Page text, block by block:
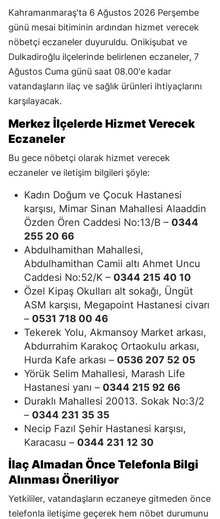
Kahramanmaraş'ta 6 Ağustos 2026 Perşembe
günü mesai bitiminin ardından hizmet verecek
nöbetçi eczaneler duyuruldu. Onikişubat ve
Dulkadiroğlu ilçelerinde belirlenen eczaneler, 7
Ağustos Cuma günü saat 08.00'e kadar
vatandaşların ilaç ve sağlık ürünleri ihtiyaçlarını
karşılayacak.
Merkez İlçelerde Hizmet Verecek
Eczaneler
Bu gece nöbetçi olarak hizmet verecek
eczaneler ve iletişim bilgileri şöyle:
Kadın Doğum ve Çocuk Hastanesi
karşısı, Mimar Sinan Mahallesi Alaaddin
Özden Ören Caddesi No:13/B – 0344
255 20 66
Abdulhamithan Mahallesi,
Abdulhamithan Camii altı Ahmet Uncu
Caddesi No:52/K – 0344 215 40 10
Özel Kipaş Okulları alt sokağı, Üngüt
ASM karşısı, Megapoint Hastanesi civarı
– 0531 718 00 46
Tekerek Yolu, Akmansoy Market arkası,
Abdurrahim Karakoç Ortaokulu arkası,
Hurda Kafe arkası – 0536 207 52 05
Yörük Selim Mahallesi, Marash Life
Hastanesi yanı – 0344 215 92 66
Duraklı Mahallesi 20013. Sokak No:3/2
– 0344 231 35 35
Necip Fazıl Şehir Hastanesi karşısı,
Karacasu – 0344 231 12 30
İlaç Almadan Önce Telefonla Bilgi
Alınması Öneriliyor
Yetkililer, vatandaşların eczaneye gitmeden önce
telefonla iletişime geçerek hem nöbet durumunu